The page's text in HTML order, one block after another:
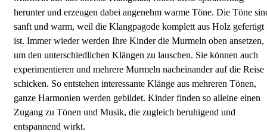
herunter und erzeugen dabei angenehm warme Töne. Die Töne
sanft und warm, weil die Klangpagode komplett aus Holz gefertigt
ist. Immer wieder werden Ihre Kinder die Murmeln oben ansetzen,
um den unterschiedlichen Klängen zu lauschen. Sie können auch
experimentieren und mehrere Murmeln nacheinander auf die Reise
schicken. So entstehen interessante Klänge aus mehreren Tönen,
ganze Harmonien werden gebildet. Kinder finden so alleine einen
Zugang zu Tönen und Musik, die zugleich beruhigend und
entspannend wirkt.